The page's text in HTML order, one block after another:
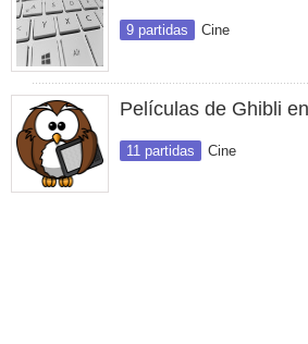
9 partidas Cine
Películas de Ghibli
11 partidas Cine